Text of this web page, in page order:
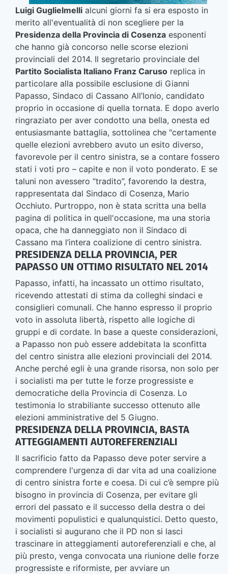
Luigi Guglielmelli alcuni giorni fa si era esposto in
merito all'eventualità di non scegliere per la
Presidenza della Provincia di Cosenza esponenti
che hanno già concorso nelle scorse elezioni
provinciali del 2014. Il segretario provinciale del
Partito Socialista Italiano Franz Caruso replica in
particolare alla possibile esclusione di Gianni
Papasso, Sindaco di Cassano All’Ionio, candidato
proprio in occasione di quella tornata. E dopo averlo
ringraziato per aver condotto una bella, onesta ed
entusiasmante battaglia, sottolinea che "certamente
quelle elezioni avrebbero avuto un esito diverso,
favorevole per il centro sinistra, se a contare fossero
stati i voti pro – capite e non il voto ponderato. E se
taluni non avessero “tradito”, favorendo la destra,
rappresentata dal Sindaco di Cosenza, Mario
Occhiuto. Purtroppo, non è stata scritta una bella
pagina di politica in quell'occasione, ma una storia
opaca, che ha danneggiato non il Sindaco di
Cassano ma l’intera coalizione di centro sinistra.
PRESIDENZA DELLA PROVINCIA, PER
PAPASSO UN OTTIMO RISULTATO NEL 2014
Papasso, infatti, ha incassato un ottimo risultato,
ricevendo attestati di stima da colleghi sindaci e
consiglieri comunali. Che hanno espresso il proprio
voto in assoluta libertà, rispetto alle logiche di
gruppi e di cordate. In base a queste considerazioni,
a Papasso non può essere addebitata la sconfitta
del centro sinistra alle elezioni provinciali del 2014.
Anche perché egli è una grande risorsa, non solo per
i socialisti ma per tutte le forze progressiste e
democratiche della Provincia di Cosenza. Lo
testimonia lo strabiliante successo ottenuto alle
elezioni amministrative del 5 Giugno.
PRESIDENZA DELLA PROVINCIA, BASTA
ATTEGGIAMENTI AUTOREFERENZIALI
Il sacrificio fatto da Papasso deve poter servire a
comprendere l'urgenza di dar vita ad una coalizione
di centro sinistra forte e coesa. Di cui c’è sempre più
bisogno in provincia di Cosenza, per evitare gli
errori del passato e il successo della destra o dei
movimenti populistici e qualunquistici. Detto questo,
i socialisti si augurano che il PD non si lasci
trascinare in atteggiamenti autoreferenziali e che, al
più presto, venga convocata una riunione delle forze
progressiste e riformiste, per avviare un